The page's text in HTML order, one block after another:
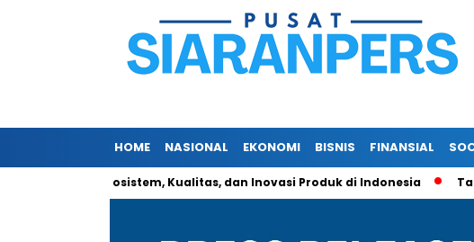
HOME NASIONAL EKONOMI BISNIS FINANSIAL
Perkenalkan Ekosistem, Kualitas, dan Inovasi Produk di Indonesia Tarif